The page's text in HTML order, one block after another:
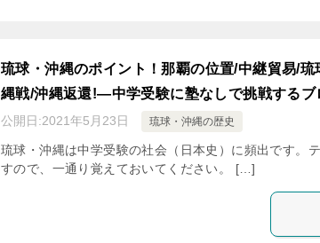
琉球・沖縄のポイント！那覇の位置/中継貿易/琉
縄戦/沖縄返還!―中学受験に塾なしで挑戦するブ
公開日:2021年5月23日 琉球・沖縄の歴史
琉球・沖縄は中学受験の社会（日本史）に頻出です。
すので、一通り覚えておいてください。 […]